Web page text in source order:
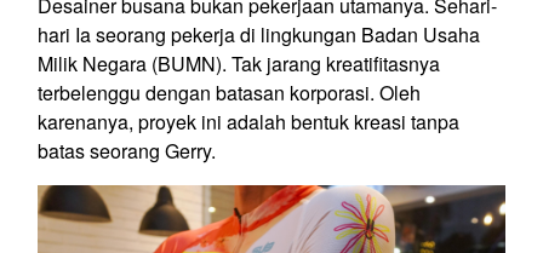
hari Ia seorang pekerja di lingkungan Badan Usaha
Milik Negara (BUMN). Tak jarang kreatifitasnya
terbelenggu dengan batasan korporasi. Oleh
karenanya, proyek ini adalah bentuk kreasi tanpa
batas seorang Gerry.